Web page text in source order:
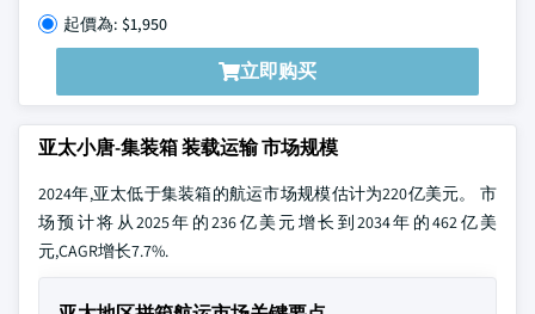
起價為: $1,950
立即购买
亚太小唐-集装箱 装载运输 市场规模
2024年,亚太低于集装箱的航运市场规模估计为220亿美元。 市
场预计将从2025年的236亿美元增长到2034年的462亿美
元,CAGR增长7.7%.